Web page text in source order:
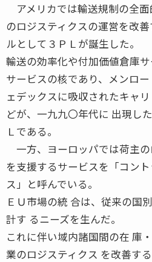
アメリカでは輸送規制の全
のロジスティクスの運営を改
ルとして３ＰＬが誕生した。
輸送の効率化や付加価値倉庫
サービスの核であり、メンロ
ェデックスに吸収されたキャ
どが、一九九〇年代に 出現し
Ｌである。
一方、ヨーロッパでは荷主
を支援するサービスを「コン
ス」と呼んでいる。
ＥＵ市場の統 合は、従来の国
計す るニーズを生んだ。
これに伴い域内諸国間の在 庫
業のロジスティクス を改善す